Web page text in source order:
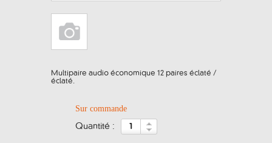
Multipaire audio économique 12 paires éclaté /
éclaté.
Sur commande
quantité :